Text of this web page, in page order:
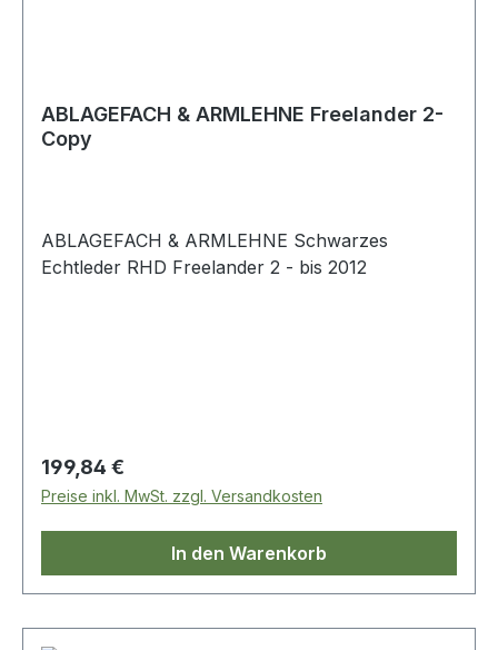
ABLAGEFACH & ARMLEHNE Freelander 2-
Copy
ABLAGEFACH & ARMLEHNE Schwarzes
Echtleder RHD Freelander 2 - bis 2012
Regulärer Preis:
199,84 €
Preise inkl. MwSt. zzgl. Versandkosten
In den Warenkorb